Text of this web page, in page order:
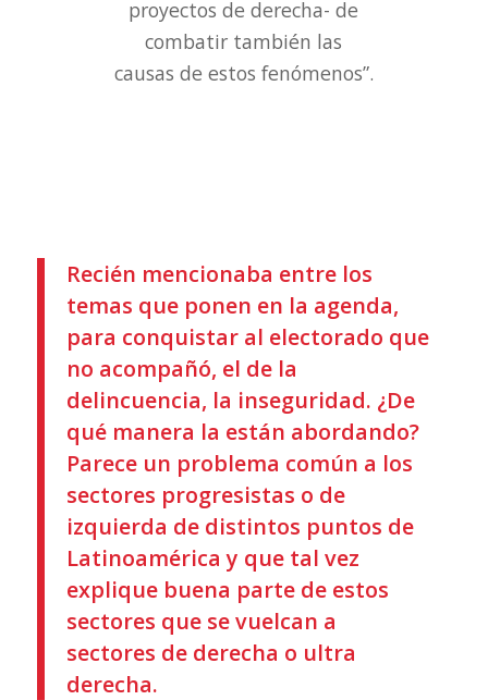
proyectos de derecha- de
combatir también las
causas de estos fenómenos”.
Recién mencionaba entre los
temas que ponen en la agenda,
para conquistar al electorado que
no acompañó, el de la
delincuencia, la inseguridad. ¿De
qué manera la están abordando?
Parece un problema común a los
sectores progresistas o de
izquierda de distintos puntos de
Latinoamérica y que tal vez
explique buena parte de estos
sectores que se vuelcan a
sectores de derecha o ultra
derecha.